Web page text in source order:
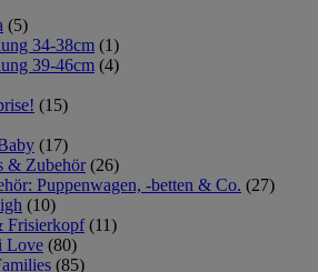
(5)
34-38cm (1)
39-46cm (4)
(15)
(17)
& Zubehör (26)
Puppenwagen, -betten & Co. (27)
(10)
Frisierkopf (11)
Love (80)
(85)